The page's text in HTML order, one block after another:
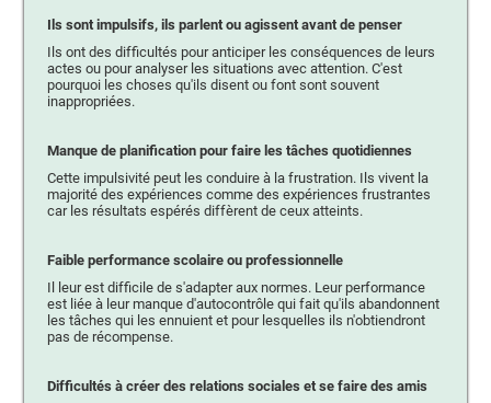
Ils sont impulsifs, ils parlent ou agissent avant de penser
Ils ont des difficultés pour anticiper les conséquences de leurs
actes ou pour analyser les situations avec attention. C'est
pourquoi les choses qu'ils disent ou font sont souvent
inappropriées.
Manque de planification pour faire les tâches quotidiennes
Cette impulsivité peut les conduire à la frustration. Ils vivent la
majorité des expériences comme des expériences frustrantes
car les résultats espérés diffèrent de ceux atteints.
Faible performance scolaire ou professionnelle
Il leur est difficile de s'adapter aux normes. Leur performance
est liée à leur manque d'autocontrôle qui fait qu'ils abandonnent
les tâches qui les ennuient et pour lesquelles ils n'obtiendront
pas de récompense.
Difficultés à créer des relations sociales et se faire des amis